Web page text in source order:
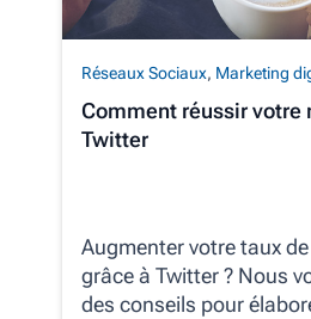
Réseaux Sociaux, Marketing
Comment réussir votre
Twitter
Augmenter votre taux
grâce à Twitter ? Nous
des conseils pour